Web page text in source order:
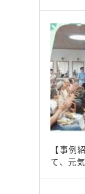
【事例
て、元